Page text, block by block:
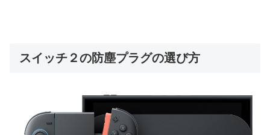
スイッチ２の防塵プラグの選び方